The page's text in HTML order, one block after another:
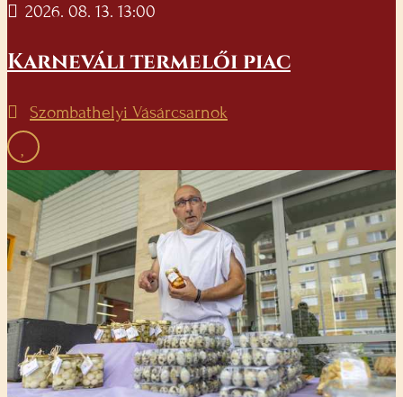
2026. 08. 13. 13:00
Karneváli termelői piac
Szombathelyi Vásárcsarnok